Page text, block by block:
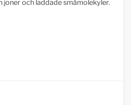
och laddade småmolekyler.